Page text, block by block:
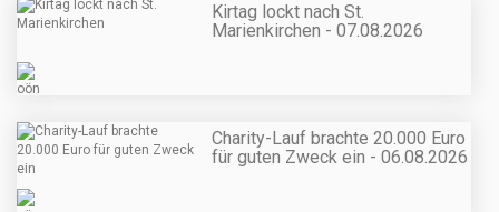
Kirtag lockt nach St.
Marienkirchen - 07.08.2026
Charity-Lauf brachte 20.000 Euro
für guten Zweck ein - 06.08.2026